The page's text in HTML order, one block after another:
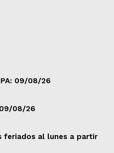
09/08/26
09/08/26
feriados al lunes a partir